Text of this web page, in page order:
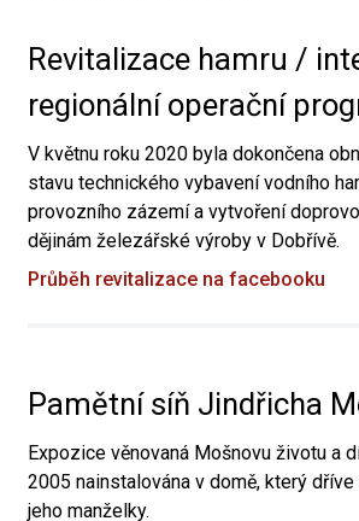
Revitalizace hamru /
regionální operační
V květnu roku 2020 byla dokončena
stavu technického vybavení vodního
provozního zázemí a vytvoření
dějinám železářské výroby v Dobřívě.
Průběh revitalizace na facebooku
Pamětní síň Jindřicha
Expozice věnovaná Mošnovu životu a
2005 nainstalována v domě, který
jeho manželky.